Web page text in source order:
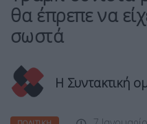
θα έπρεπε να
σωστά
Η Συντακτική